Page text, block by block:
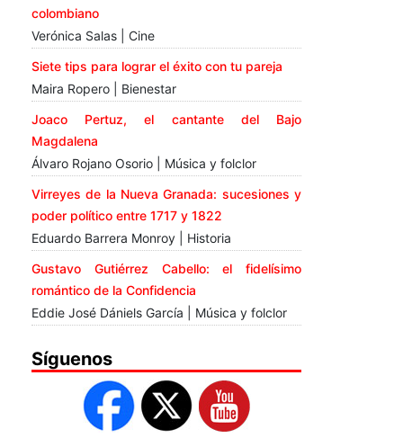
colombiano
Verónica Salas | Cine
Siete tips para lograr el éxito con tu pareja
Maira Ropero | Bienestar
Joaco Pertuz, el cantante del Bajo
Magdalena
Álvaro Rojano Osorio | Música y folclor
Virreyes de la Nueva Granada: sucesiones y
poder político entre 1717 y 1822
Eduardo Barrera Monroy | Historia
Gustavo Gutiérrez Cabello: el fidelísimo
romántico de la Confidencia
Eddie José Dániels García | Música y folclor
Síguenos